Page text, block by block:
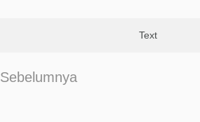
Text
Sebelumnya